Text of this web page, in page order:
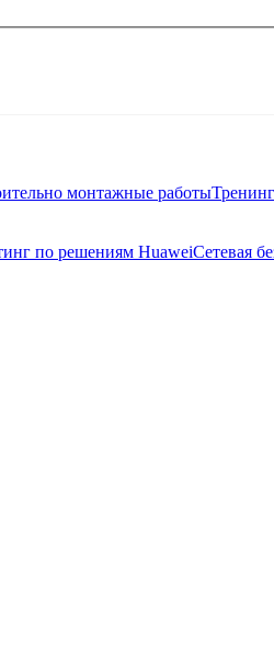
монтажные работы
по решениям HuaweiСетевая